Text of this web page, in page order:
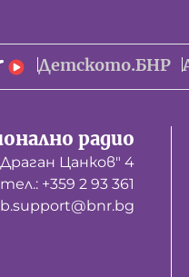
Детското.БНР
радио
Цанков" 4
тел.: +359 2 93 361